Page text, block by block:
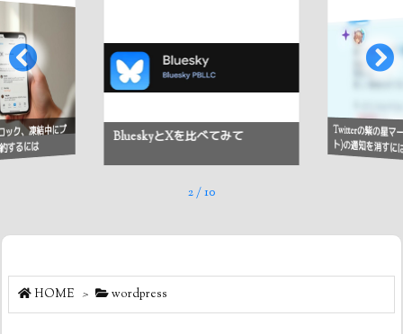
ク、凍結中にプ
するには
BlueskyとXを比べてみて Twitterの紫の星
ト)の通知を消すに
2/10
HOME > wordpress